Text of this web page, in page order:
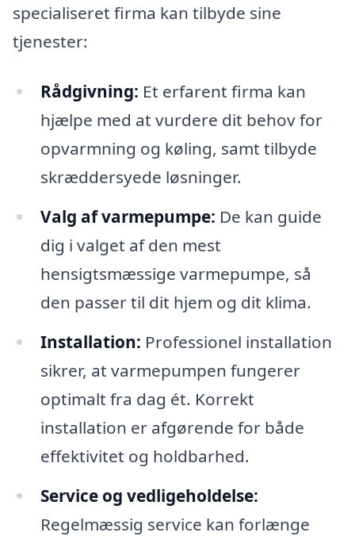
specialiseret firma kan tilbyde sine
tjenester:
Rådgivning: Et erfarent firma kan
hjælpe med at vurdere dit behov for
opvarmning og køling, samt tilbyde
skræddersyede løsninger.
Valg af varmepumpe: De kan guide
dig i valget af den mest
hensigtsmæssige varmepumpe, så
den passer til dit hjem og dit klima.
Installation: Professionel installation
sikrer, at varmepumpen fungerer
optimalt fra dag ét. Korrekt
installation er afgørende for både
effektivitet og holdbarhed.
Service og vedligeholdelse:
Regelmæssig service kan forlænge